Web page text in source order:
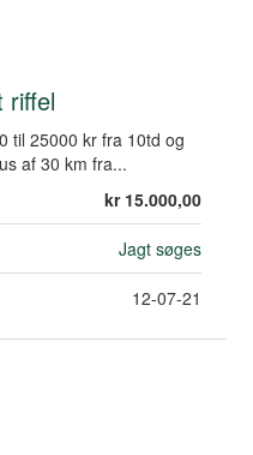
riffel
til 25000 kr fra 10td og
af 30 km fra...
kr 15.000,00
Jagt søges
12-07-21